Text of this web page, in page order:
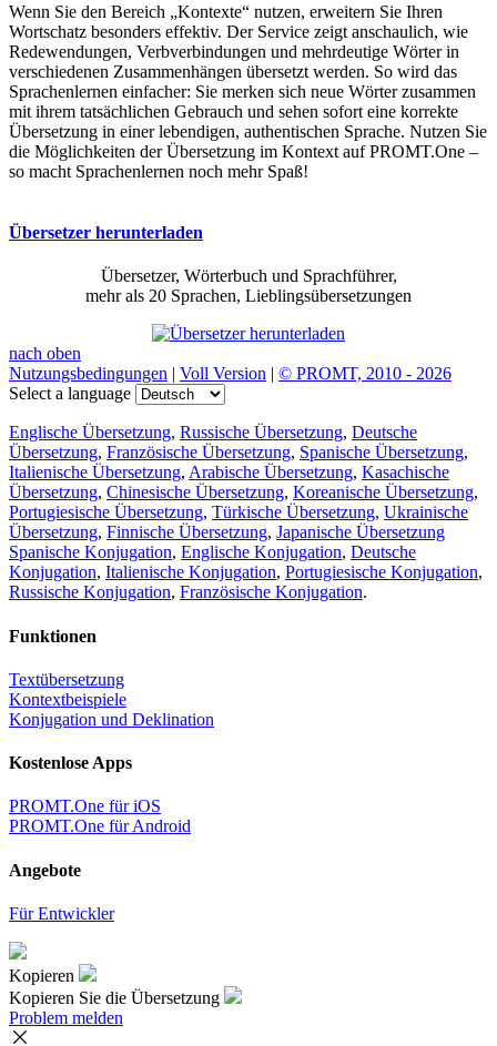
Wenn Sie den Bereich „Kontexte“ nutzen, erweitern Sie Ihren
Wortschatz besonders effektiv. Der Service zeigt anschaulich, wie
Redewendungen, Verbverbindungen und mehrdeutige Wörter in
verschiedenen Zusammenhängen übersetzt werden. So wird das
Sprachenlernen einfacher: Sie merken sich neue Wörter zusammen
mit ihrem tatsächlichen Gebrauch und sehen sofort eine korrekte
Übersetzung in einer lebendigen, authentischen Sprache. Nutzen Sie
die Möglichkeiten der Übersetzung im Kontext auf PROMT.One –
so macht Sprachenlernen noch mehr Spaß!
Übersetzer herunterladen
Übersetzer, Wörterbuch und Sprachführer,
mehr als 20 Sprachen, Lieblingsübersetzungen
nach oben
Nutzungsbedingungen | Voll Version | © PROMT, 2010 - 2026
Select a language
Englische Übersetzung, Russische Übersetzung, Deutsche
Übersetzung, Französische Übersetzung, Spanische Übersetzung,
Italienische Übersetzung, Arabische Übersetzung, Kasachische
Übersetzung, Chinesische Übersetzung, Koreanische Übersetzung,
Portugiesische Übersetzung, Türkische Übersetzung, Ukrainische
Übersetzung, Finnische Übersetzung, Japanische Übersetzung
Spanische Konjugation, Englische Konjugation, Deutsche
Konjugation, Italienische Konjugation, Portugiesische Konjugation,
Russische Konjugation, Französische Konjugation.
Funktionen
Textübersetzung
Kontextbeispiele
Konjugation und Deklination
Kostenlose Apps
PROMT.One für iOS
PROMT.One für Android
Angebote
Für Entwickler
Kopieren
Kopieren Sie die Übersetzung
Problem melden